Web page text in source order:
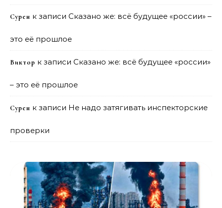
Сурен к записи Сказано же: всё будущее «россии» –
это её прошлое
Виктор к записи Сказано же: всё будущее «россии»
– это её прошлое
Сурен к записи Не надо затягивать инспекторские
проверки